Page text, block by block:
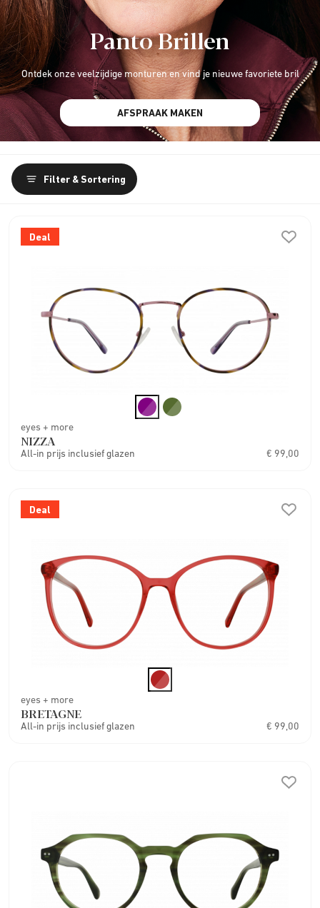
Panto Brillen
Ontdek onze veelzijdige monturen en vind je nieuwe favoriete bril
AFSPRAAK MAKEN
Filter & Sortering
Deal
eyes + more
NIZZA
All-in prijs inclusief glazen € 99,00
Deal
eyes + more
BRETAGNE
All-in prijs inclusief glazen € 99,00